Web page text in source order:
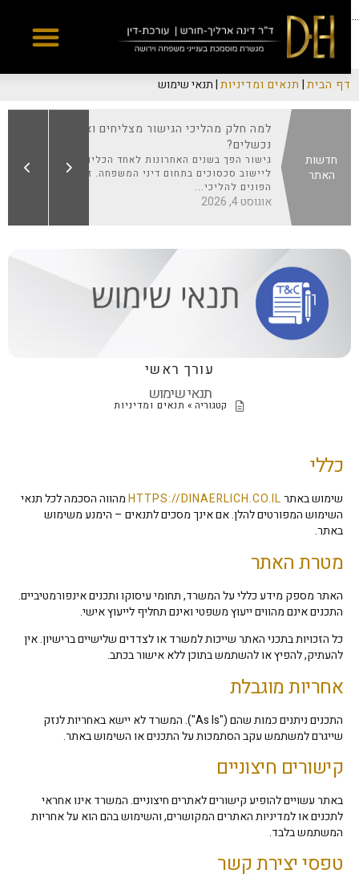
Yes
...
דף הבית|תנאים ומדיניות|תנאי שימוש
חדשות
האתר
למה חלק מהליכי הגישור מצליחים ואחרים
נכשלים?
גישור הפך בשנים האחרונות לאחד הכלים המרכזיים
ליישוב סכסוכים בתחום דיני המשפחה. זוגות רבים
הפונים להליכי...
אוגוסט 4, 2026
עורך ראשי
תנאי שימוש
קטגוריה » תנאים ומדיניות
כללי
שימוש באתרHTTPS://DINAERLICH.CO.ILמהווה הסכמה לכל תנאי
השימוש המפורטים להלן. אם אינך מסכים לתנאים – הימנע משימוש
באתר.
מטרת האתר
האתר מספק מידע כללי על המשרד, תחומי עיסוקו ותכנים אינפורמטיביים.
התכנים אינם מהווים ייעוץ משפטי ואינם תחליף לייעוץ אישי.
כל הזכויות בתכני האתר שייכות למשרד או לצדדים שלישיים ברישיון. אין
להעתיק, להפיץ או להשתמש בתוכן ללא אישור בכתב.
אחריות מוגבלת
התכנים ניתנים כמות שהם ("As Is"). המשרד לא יישא באחריות לנזק
שייגרם למשתמש עקב הסתמכות על התכנים או השימוש באתר.
קישורים חיצוניים
באתר עשויים להופיע קישורים לאתרים חיצוניים. המשרד אינו אחראי
לתכנים או למדיניות האתרים המקושרים, והשימוש בהם הוא על אחריות
המשתמש בלבד.
טפסי יצירת קשר